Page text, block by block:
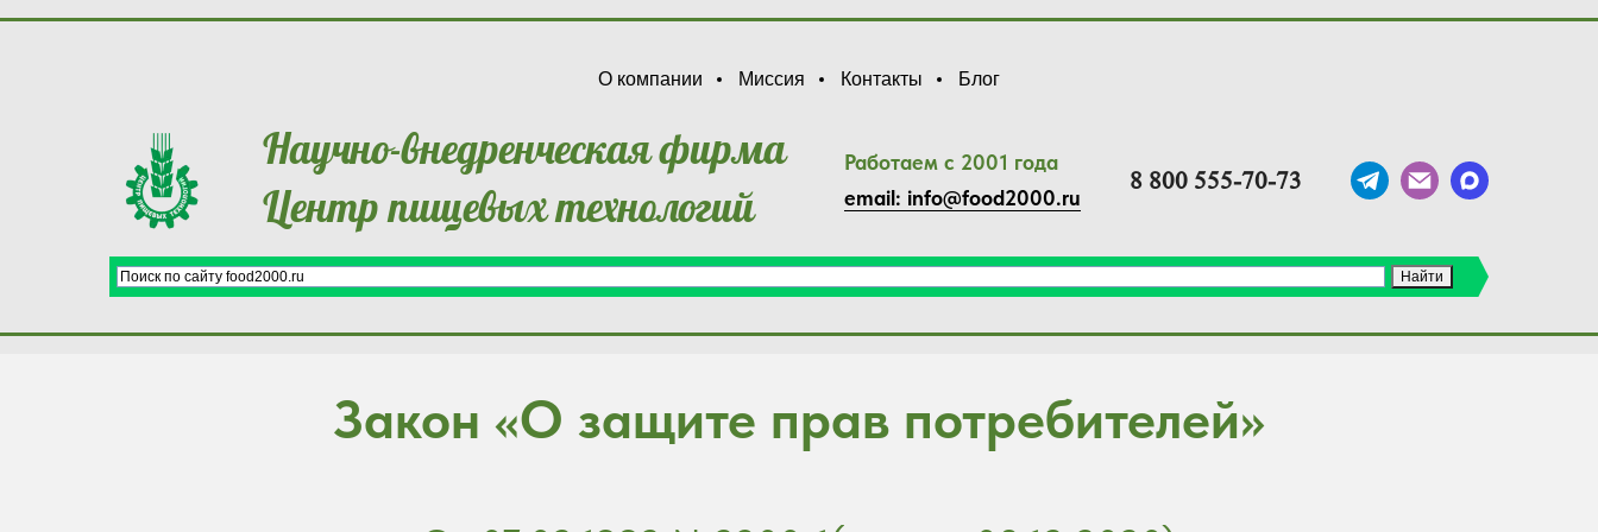
О компании Миссия Контакты Блог
Научно-внедренческая фирма
Центр пищевых технологий
8 800 555-70-73
Работаем с 2001 года
email: info@food2000.ru
Закон «О защите прав потребителей»